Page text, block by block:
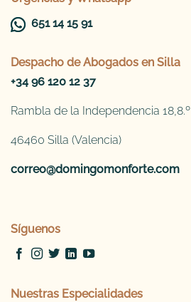
651 14 15 91
Despacho de Abogados en Silla
+34 96 120 12 37
Rambla de la Independencia 18,8.º
46460 Silla (Valencia)
correo@domingomonforte.com
Síguenos
Nuestras Especialidades